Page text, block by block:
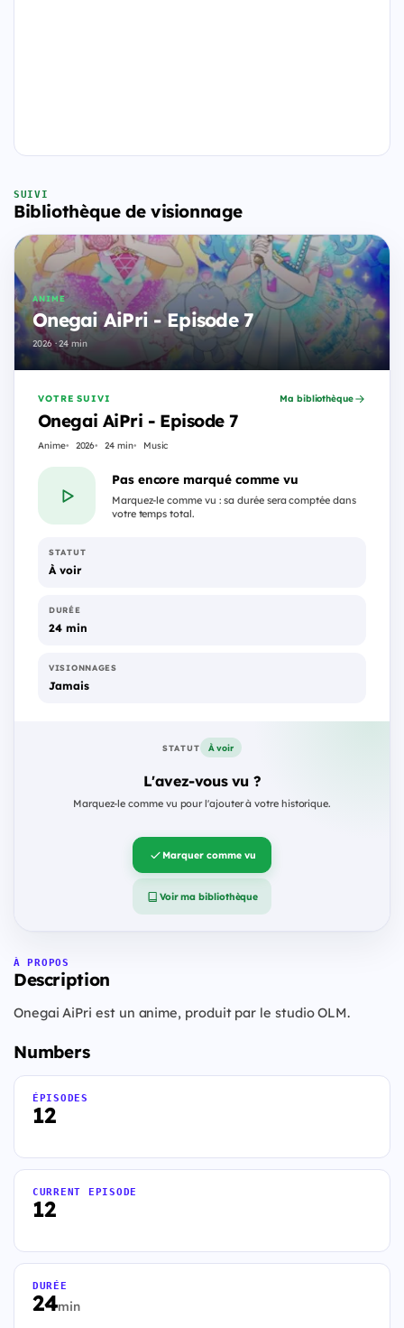
SUIVI
Bibliothèque de visionnage
ANIME
Onegai AiPri - Episode 7
2026 · 24 min
VOTRE SUIVI
Onegai AiPri - Episode 7
Anime 2026 24 min Music
Ma bibliothèque
Pas encore marqué comme vu
Marquez-le comme vu : sa durée sera comptée dans
votre temps total.
STATUT
À voir
DURÉE
24 min
VISIONNAGES
Jamais
STATUT À voir
L'avez-vous vu ?
Marquez-le comme vu pour l'ajouter à votre historique.
Marquer comme vu
Voir ma bibliothèque
À PROPOS
Description
Onegai AiPri est un anime, produit par le studio OLM.
Numbers
12
ÉPISODES
12
CURRENT EPISODE
24min
DURÉE